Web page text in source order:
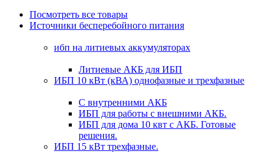
Посмотреть все товары
Источники бесперебойного питания
ибп на литиевых аккумуляторах
Литиевые АКБ для ИБП
ИБП 10 кВт (кВА) однофазные и трехфазные
С внутренними АКБ
ИБП для работы с внешними АКБ.
ИБП для дома 10 квт с АКБ. Готовые
решения.
ИБП 15 кВт трехфазные.